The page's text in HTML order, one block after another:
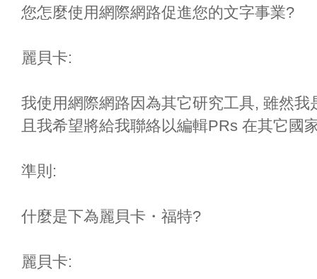
您怎麼使用網際網路促進您的文字事業?
麗貝卡:
我使用網際網路因為其它研究工具, 雖然
且我希望將給我聯絡以編輯PRs 在其它國
準則:
什麼是下為麗貝卡・福特?
麗貝卡: